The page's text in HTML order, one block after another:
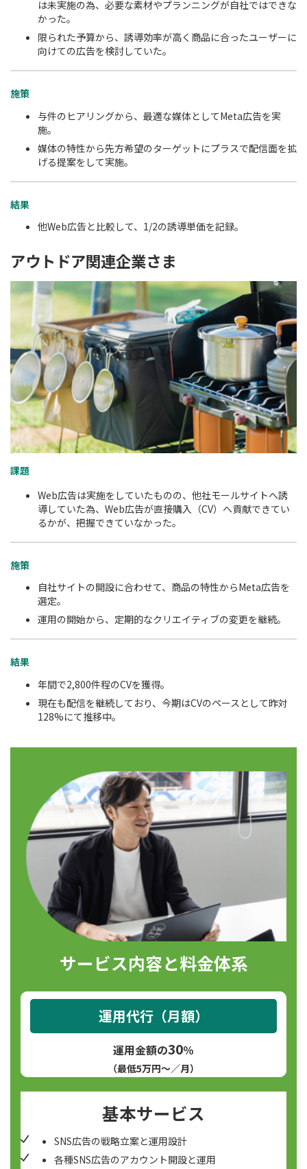
は未実施の為、必要な素材やプランニングが自社ではできな
かった。
限られた予算から、誘導効率が高く商品に合ったユーザーに
向けての広告を検討していた。
施策
与件のヒアリングから、最適な媒体としてMeta広告を実
施。
媒体の特性から先方希望のターゲットにプラスで配信面を拡
げる提案をして実施。
結果
他Web広告と比較して、1/2の誘導単価を記録。
アウトドア関連企業さま
課題
Web広告は実施をしていたものの、他社モールサイトへ誘
導していた為、Web広告が直接購入（CV）へ貢献できてい
るかが、把握できていなかった。
施策
自社サイトの開設に合わせて、商品の特性からMeta広告を
選定。
運用の開始から、定期的なクリエイティブの変更を継続。
結果
年間で2,800件程のCVを獲得。
現在も配信を継続しており、今期はCVのペースとして昨対
128%にて推移中。
サービス内容と料金体系
運用代行（月額）
運用金額の30％
（最低5万円～／月）
基本サービス
SNS広告の戦略立案と運用設計
各種SNS広告のアカウント開設と運用